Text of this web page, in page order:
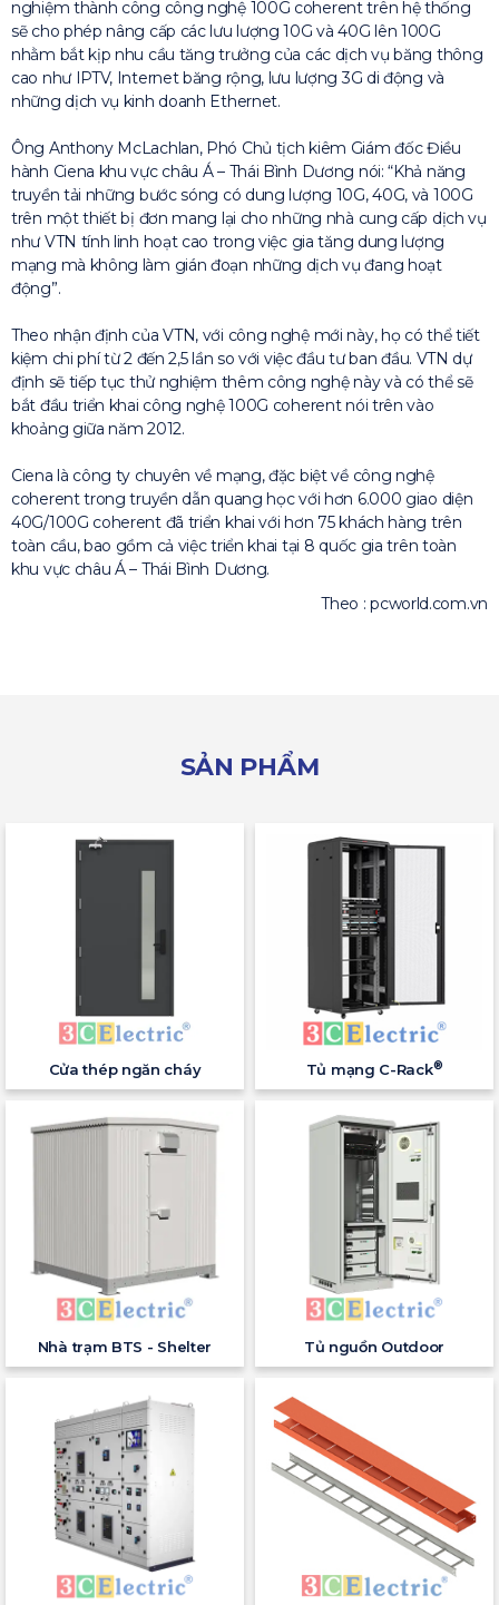
nghiệm thành công công nghệ 100G coherent trên hệ thống
sẽ cho phép nâng cấp các lưu lượng 10G và 40G lên 100G
nhằm bắt kịp nhu cầu tăng trưởng của các dịch vụ băng thông
cao như IPTV, Internet băng rộng, lưu lượng 3G di động và
những dịch vụ kinh doanh Ethernet.
Ông Anthony McLachlan, Phó Chủ tịch kiêm Giám đốc Điều
hành Ciena khu vực châu Á – Thái Bình Dương nói: “Khả năng
truyền tải những bước sóng có dung lượng 10G, 40G, và 100G
trên một thiết bị đơn mang lại cho những nhà cung cấp dịch vụ
như VTN tính linh hoạt cao trong việc gia tăng dung lượng
mạng mà không làm gián đoạn những dịch vụ đang hoạt
động”.
Theo nhận định của VTN, với công nghệ mới này, họ có thể tiết
kiệm chi phí từ 2 đến 2,5 lần so với việc đầu tư ban đầu. VTN dự
định sẽ tiếp tục thử nghiệm thêm công nghệ này và có thể sẽ
bắt đầu triển khai công nghệ 100G coherent nói trên vào
khoảng giữa năm 2012.
Ciena là công ty chuyên về mạng, đặc biệt về công nghệ
coherent trong truyền dẫn quang học với hơn 6.000 giao diện
40G/100G coherent đã triển khai với hơn 75 khách hàng trên
toàn cầu, bao gồm cả việc triển khai tại 8 quốc gia trên toàn
khu vực châu Á – Thái Bình Dương.
Theo : pcworld.com.vn
SẢN PHẨM
Cửa thép ngăn cháy Tủ mạng C-Rack®
Nhà trạm BTS - Shelter Tủ nguồn Outdoor